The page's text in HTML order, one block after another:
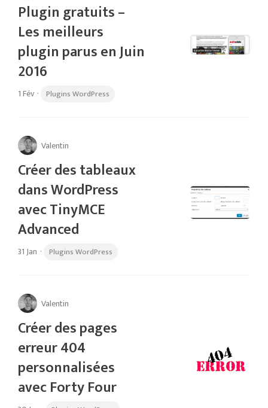
Plugin gratuits –
Les meilleurs
plugin parus en Juin
2016
1 Fév · Plugins WordPress
Valentin
Créer des tableaux
dans WordPress
avec TinyMCE
Advanced
31 Jan · Plugins WordPress
Valentin
Créer des pages
erreur 404
personnalisées
avec Forty Four